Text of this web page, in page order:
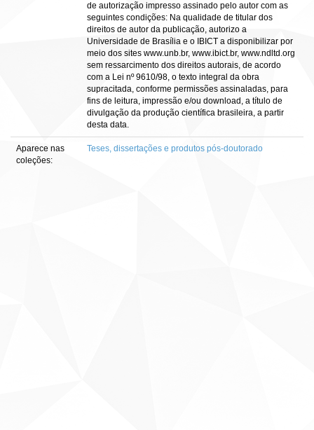
de autorização impresso assinado pelo autor com as
seguintes condições: Na qualidade de titular dos
direitos de autor da publicação, autorizo a
Universidade de Brasília e o IBICT a disponibilizar por
meio dos sites www.unb.br, www.ibict.br, www.ndltd.org
sem ressarcimento dos direitos autorais, de acordo
com a Lei nº 9610/98, o texto integral da obra
supracitada, conforme permissões assinaladas, para
fins de leitura, impressão e/ou download, a título de
divulgação da produção científica brasileira, a partir
desta data.
Aparece nas
coleções:
Teses, dissertações e produtos pós-doutorado